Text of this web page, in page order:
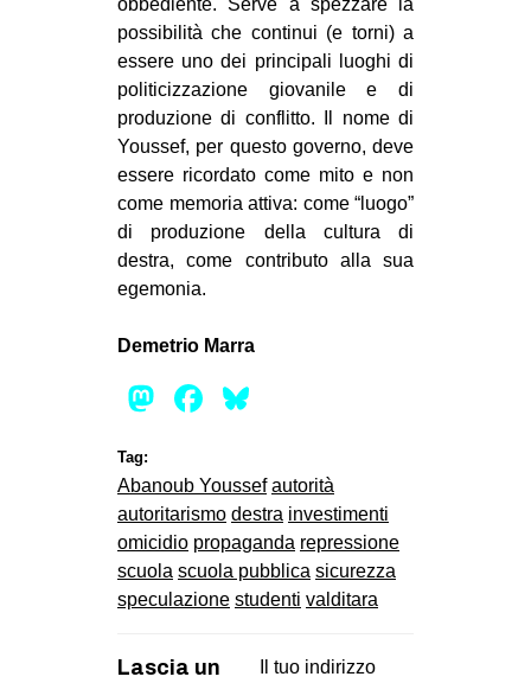
obbediente. Serve a spezzare la
possibilità che continui (e torni) a
essere uno dei principali luoghi di
politicizzazione giovanile e di
produzione di conflitto. Il nome di
Youssef, per questo governo, deve
essere ricordato come mito e non
come memoria attiva: come “luogo”
di produzione della cultura di
destra, come contributo alla sua
egemonia.
Demetrio Marra
Mastodon
Facebook
Tag:
Abanoub Youssef autorità
autoritarismo destra investimenti
omicidio propaganda repressione
scuola scuola pubblica sicurezza
speculazione studenti valditara
Lascia un
Il tuo indirizzo